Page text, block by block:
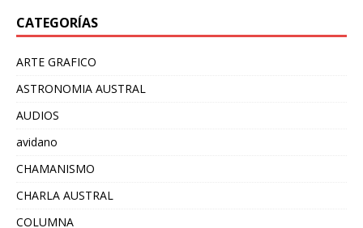
CATEGORÍAS
ARTE GRAFICO
ASTRONOMIA AUSTRAL
AUDIOS
avidano
CHAMANISMO
CHARLA AUSTRAL
COLUMNA